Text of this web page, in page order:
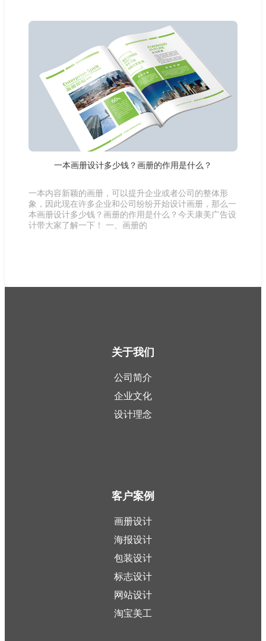
一本画册设计多少钱？画册的作用是什么？
一本内容新颖的画册，可以提升企业或者公司的整体形
象，因此现在许多企业和公司纷纷开始设计画册，那么一
本画册设计多少钱？画册的作用是什么？今天康美广告设
计带大家了解一下！ 一、画册的
关于我们
公司简介
企业文化
设计理念
客户案例
画册设计
海报设计
包装设计
标志设计
网站设计
淘宝美工